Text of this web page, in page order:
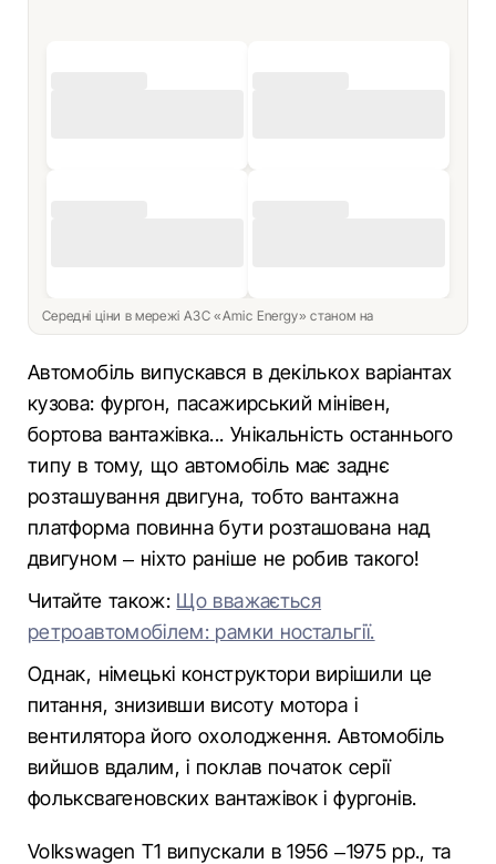
Середні ціни в мережі АЗС «Amic Energy» станом на
Автомобіль випускався в декількох варіантах
кузова: фургон, пасажирський мінівен,
бортова вантажівка... Унікальність останнього
типу в тому, що автомобіль має заднє
розташування двигуна, тобто вантажна
платформа повинна бути розташована над
двигуном – ніхто раніше не робив такого!
Читайте також: Що вважається
ретроавтомобілем: рамки ностальгії.
Однак, німецькі конструктори вирішили це
питання, знизивши висоту мотора і
вентилятора його охолодження. Автомобіль
вийшов вдалим, і поклав початок серії
фольксвагеновских вантажівок і фургонів.
Volkswagen T1 випускали в 1956 –1975 рр., та